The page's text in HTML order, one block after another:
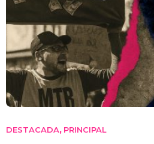
DESTACADA, PRINCIPAL